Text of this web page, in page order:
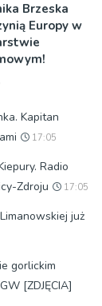
Brzeska
Europy w
Kapitan
17:05
Radio
Zdroju
17:05
już
gorlickim
[ZDJĘCIA]